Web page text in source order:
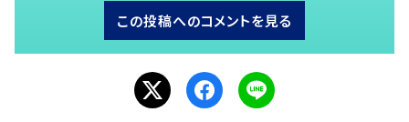
この投稿へのコメントを見る